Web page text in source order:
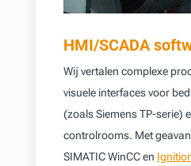
HMI/SCADA
Wij vertalen complexe
visuele interfaces voor
(zoals Siemens TP-serie)
controlrooms. Met
SIMATIC WinCC en